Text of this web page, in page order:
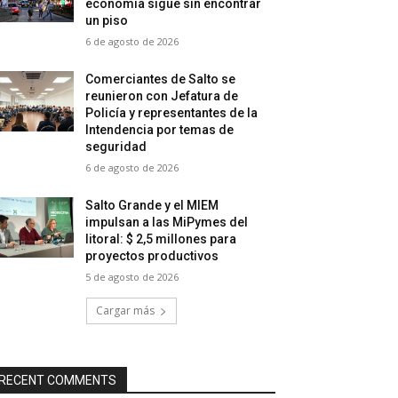
economía sigue sin encontrar
un piso
6 de agosto de 2026
Comerciantes de Salto se
reunieron con Jefatura de
Policía y representantes de la
Intendencia por temas de
seguridad
6 de agosto de 2026
Salto Grande y el MIEM
impulsan a las MiPymes del
litoral: $ 2,5 millones para
proyectos productivos
5 de agosto de 2026
Cargar más
COMMENTS